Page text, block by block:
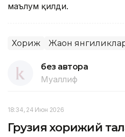
маълум қилди.
Хориж Жаҳон
без автора
Муаллиф
18:34, 24 Июн 2026
Грузия хорижий